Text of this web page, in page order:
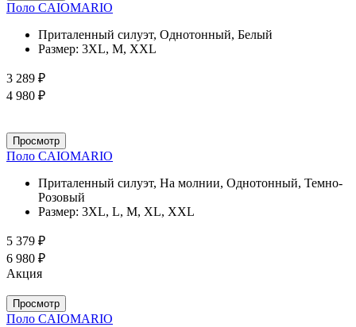
Поло CAIOMARIO
Приталенный силуэт, Однотонный, Белый
Размер: 3XL, M, XXL
3 289 ₽
4 980 ₽
Просмотр
Поло CAIOMARIO
Приталенный силуэт, На молнии, Однотонный, Темно-
Розовый
Размер: 3XL, L, M, XL, XXL
5 379 ₽
6 980 ₽
Акция
Просмотр
Поло CAIOMARIO